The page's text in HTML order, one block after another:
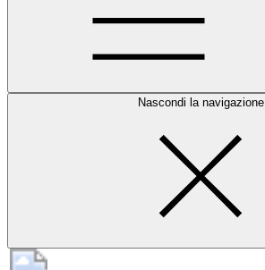
Nascondi la navigazione